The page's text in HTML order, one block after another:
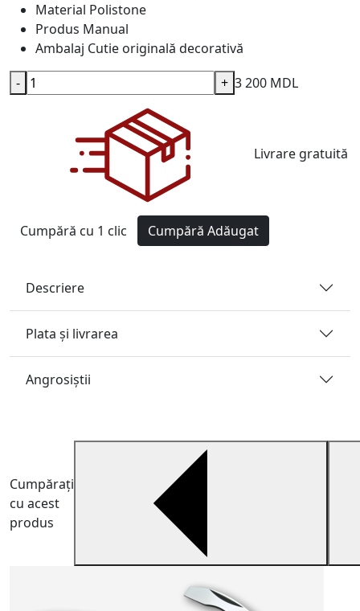
Material Polistone
Produs Manual
Ambalaj Cutie originală decorativă
3 200 MDL
- +
Livrare gratuită
Cumpără cu 1 clic Cumpără Adăugat
Descriere
Plata și livrarea
Angrosiştii
Cumpărați
cu acest
produs